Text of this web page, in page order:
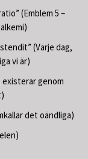
(Emblem 5 –
(Varje dag,
vi är)
existerar genom
det oändliga)